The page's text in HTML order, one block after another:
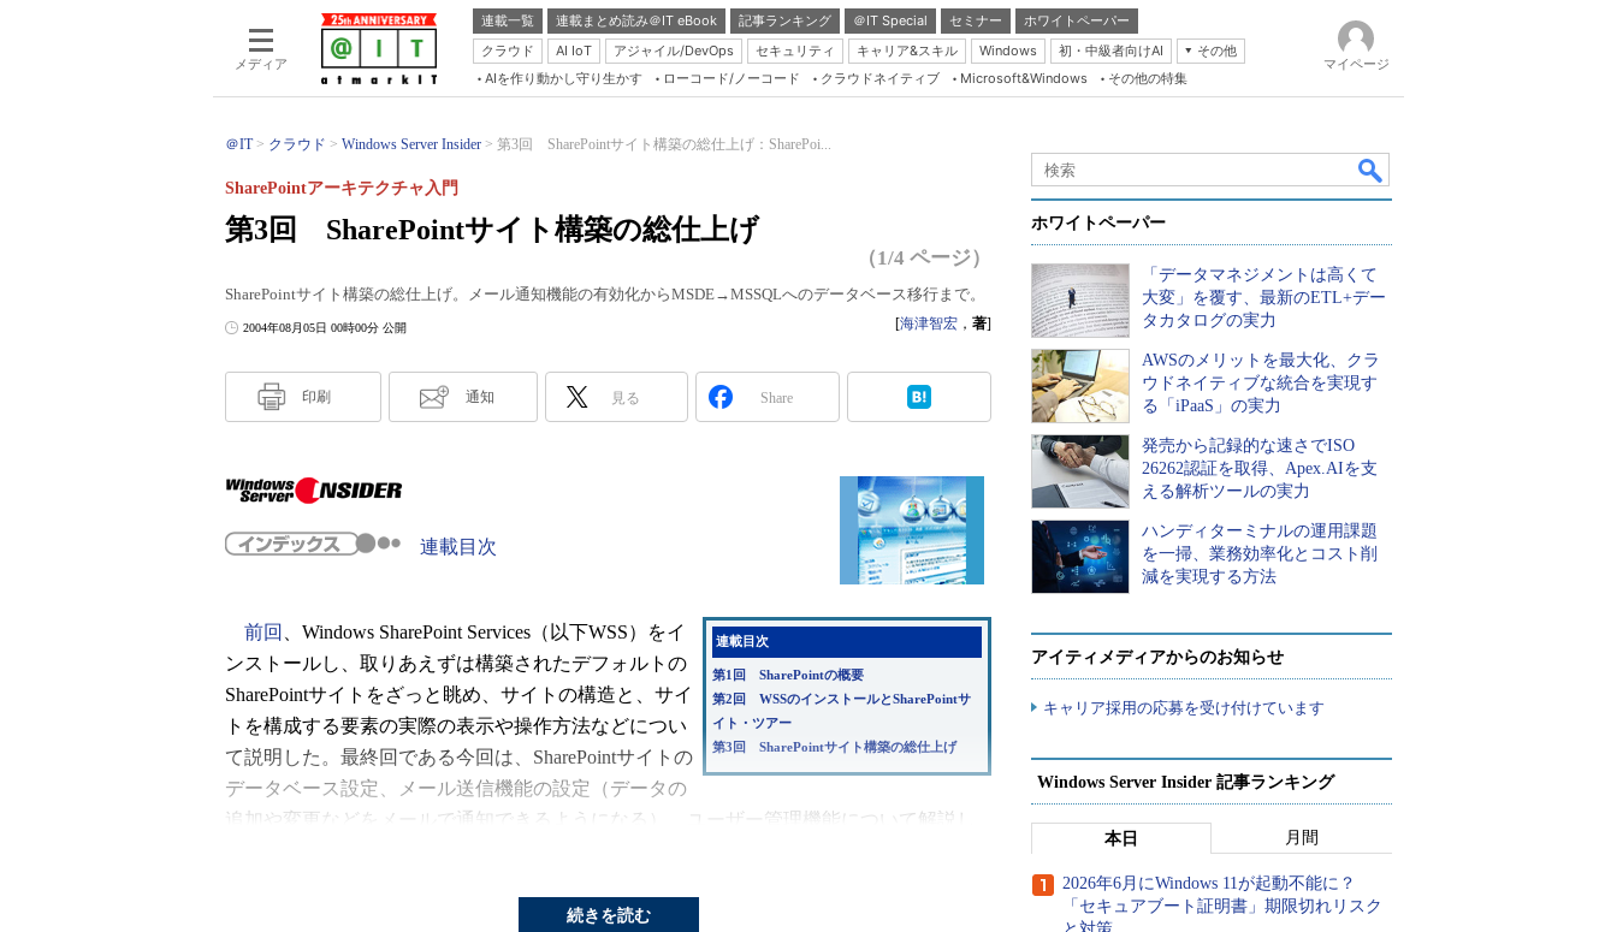
メディア
連載一覧 連載まとめ読み＠IT eBook 記事ランキング ＠IT Special セミナー
ホワイトペーパー
クラウド
AI IoT アジャイル/DevOps セキュリティ キャリア&スキル Windows 初・中級者向けAI
その他
Server & Storage
Database Expert
Linux ＆ OSS
Master of IP Network
Security & Trust
Insider.NET
ブログ
AIを作り動かし守り生かす ローコード/ノーコード クラウドネイティブ Microsoft&Windows その他の特集
マイページ
＠IT クラウド Windows Server Insider 第3回 SharePointサイト構築の総仕上げ：SharePoi...
第3回 SharePointサイト構築の総仕上げ
SharePointアーキテクチャ入門
（1/4 ページ）
SharePointサイト構築の総仕上げ。メール通知機能の有効化からMSDE→MSSQLへのデータベース移行まで。
2004年08月05日 00時00分 公開 [海津智宏 ， 著]
印刷 通知 見る Share
連載目次
連載目次
第1回 SharePointの概要
第2回 WSSのインストールとSharePointサ
イト・ツアー
第3回 SharePointサイト構築の総仕上げ
前回
、Windows SharePoint Services（以下WSS）をイ
ンストールし、取りあえずは構築されたデフォルトの
SharePointサイトをざっと眺め、サイトの構造と、サイ
トを構成する要素の実際の表示や操作方法などについ
て説明した。最終回である今回は、SharePointサイトの
データベース設定、メール送信機能の設定（データの
追加や変更などをメールで通知できるようになる）、ユーザー管理機能について解説し
続きを読む
ホワイトペーパー
「データマネジメントは高くて
大変」を覆す、最新のETL+デー
タカタログの実力
AWSのメリットを最大化、クラ
ウドネイティブな統合を実現す
る「iPaaS」の実力
発売から記録的な速さでISO
26262認証を取得、Apex.AIを支
える解析ツールの実力
ハンディターミナルの運用課題
を一掃、業務効率化とコスト削
減を実現する方法
アイティメディアからのお知らせ
キャリア採用の応募を受け付けています
Windows Server Insider 記事ランキング
本日 月間
2026年6月にWindows 11が起動不能に？
「セキュアブート証明書」期限切れリスク